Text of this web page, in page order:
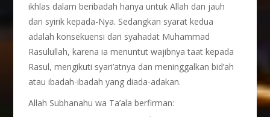
ikhlas dalam beribadah hanya untuk Allah dan jauh
dari syirik kepada-Nya. Sedangkan syarat kedua
adalah konsekuensi dari syahadat Muhammad
Rasulullah, karena ia menuntut wajibnya taat kepada
Rasul, mengikuti syari’atnya dan meninggalkan bid’ah
atau ibadah-ibadah yang diada-adakan.
Allah Subhanahu wa Ta’ala berfirman: